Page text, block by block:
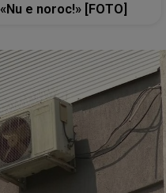
e noroc!» [FOTO]